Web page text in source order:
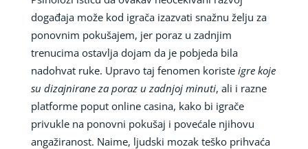
događaja može kod igrača izazvati snažnu želju za
ponovnim pokušajem, jer poraz u zadnjim
trenucima ostavlja dojam da je pobjeda bila
nadohvat ruke. Upravo taj fenomen koriste igre koje
su dizajnirane za poraz u zadnjoj minuti, ali i razne
platforme poput online casina, kako bi igrače
privukle na ponovni pokušaj i povećale njihovu
angažiranost. Naime, ljudski mozak teško prihvaća